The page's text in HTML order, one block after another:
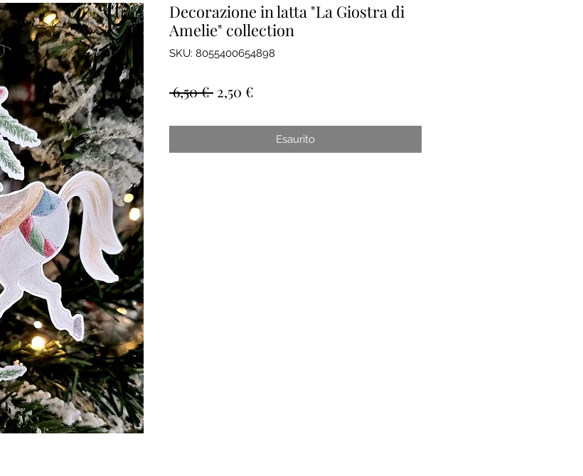
Decorazione in latta "La Giostra di
Amelie" collection
SKU: 8055400654898
6,50 € Prezzo
2,50 €
Esaurito